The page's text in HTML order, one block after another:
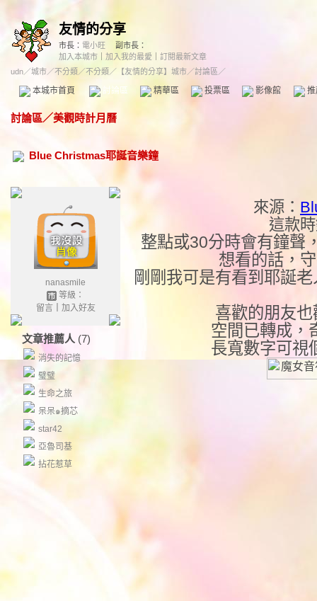
友情的分享
市長： 電小旺
副市長：
加入本城市
加入我的最愛
訂閱最新文章
udn／城市／不分類 ／不分類 ／ 【友情的分享】城市／討論區／
本城市首頁 討論區 精華區 投票區 影像館
討論區／美觀時計月曆
Blue Christmas耶誕音樂鐘
nanasmile
等級：
留言｜ 加入好友
文章推薦人 (7)
消失的記憶
璧璧
生命之旅
呆呆๑摘芯
star42
亞魯司基
拈花惹草
來源：
這款
整點或30分時會有鐘聲
想看的話，
剛剛我可是有看到耶誕
喜歡的朋友
空間已轉成，
長寬數字可視